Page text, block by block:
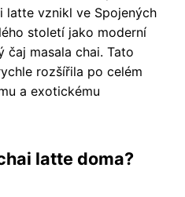
latte vznikl ve Spojených
století jako moderní
čaj masala chai. Tato
rozšířila po celém
a exotickému
latte doma?